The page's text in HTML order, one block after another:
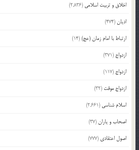
اخلاق و تربیت اسلامی (2,836)
ادیان(474)
ارتباط با امام زمان (عج)(14)
ازدواج (371)
ازدواج (117)
ازدواج موقت (32)
اسلام شناسی (2,661)
اصحاب و یاران(37)
اصول اعتقادی (777)